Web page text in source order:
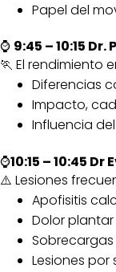
Papel del
⌚ 9:45 – 10:15
🏃 El rendimiento
Diferencias
Impacto,
Influencia
⌚10:15 – 10:45
⚠️ Lesiones
Apofisitis
Dolor plantar
Sobrecargas
Lesiones por